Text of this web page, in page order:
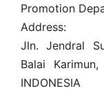
Promotion
Address:
Jln. Jendral
Balai
INDONESIA